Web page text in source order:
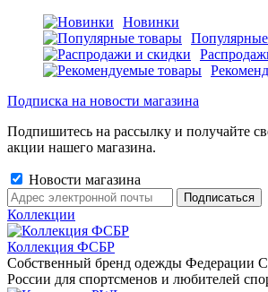
Новинки
Подписка на новости магазина
Подпишитесь на рассылку и получайте
акции нашего магазина.
Новости магазина
Коллекции
Коллекция ФСБР
Собственный бренд одежды Федерации
России для спортсменов и любителей